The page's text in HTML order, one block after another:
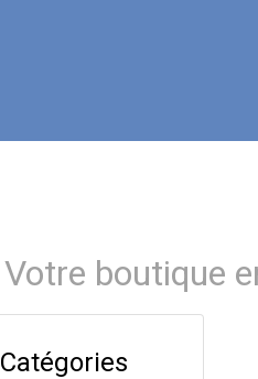
Votre boutique
Catégories